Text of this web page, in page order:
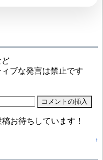
ど
ブな発言は禁止です
お待ちしています！
↑